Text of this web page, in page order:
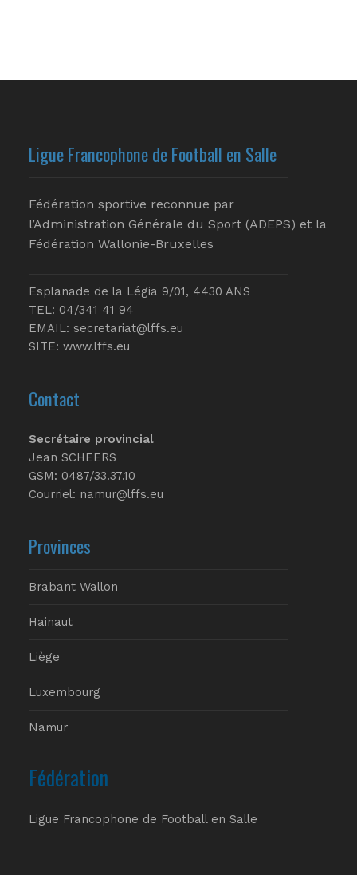
Ligue Francophone de Football en Salle
Fédération sportive reconnue par
l’Administration Générale du Sport (ADEPS) et la
Fédération Wallonie-Bruxelles
Esplanade de la Légia 9/01, 4430 ANS
TEL: 04/341 41 94
EMAIL: secretariat@lffs.eu
SITE: www.lffs.eu
Contact
Secrétaire provincial
Jean SCHEERS
GSM: 0487/33.37.10
Courriel: namur@lffs.eu
Provinces
Brabant Wallon
Hainaut
Liège
Luxembourg
Namur
Fédération
Ligue Francophone de Football en Salle